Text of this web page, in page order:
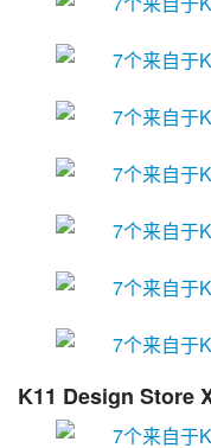
K11 Design Store